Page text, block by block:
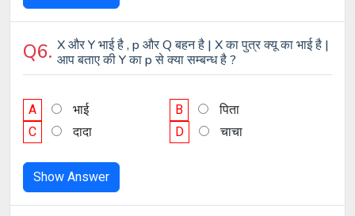
Q6. X और Y भाई है , p और Q बहन है | X का पुत्र क्यू का भाई है |
आप बताए की Y का p से क्या सम्बन्ध है ?
A भाई B
पिता
C
दादा D चाचा
Show Answer